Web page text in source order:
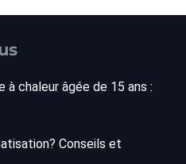
à chaleur âgée de 15 ans :
Conseils et